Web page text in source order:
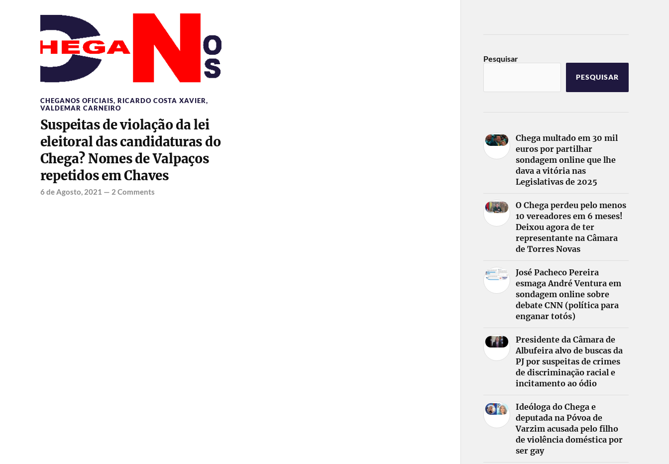
CHEGANOS OFICIAIS, RICARDO COSTA XAVIER,
VALDEMAR CARNEIRO
Suspeitas de violação da lei
eleitoral das candidaturas do
Chega? Nomes de Valpaços
repetidos em Chaves
6 de Agosto, 2021 — 2 Comments
Pesquisar
PESQUISAR
Chega multado em 30 mil
euros por partilhar
sondagem online que lhe
dava a vitória nas
Legislativas de 2025
O Chega perdeu pelo menos
10 vereadores em 6 meses!
Deixou agora de ter
representante na Câmara
de Torres Novas
José Pacheco Pereira
esmaga André Ventura em
sondagem online sobre
debate CNN (política para
enganar totós)
Presidente da Câmara de
Albufeira alvo de buscas da
PJ por suspeitas de crimes
de discriminação racial e
incitamento ao ódio
Ideóloga do Chega e
deputada na Póvoa de
Varzim acusada pelo filho
de violência doméstica por
ser gay